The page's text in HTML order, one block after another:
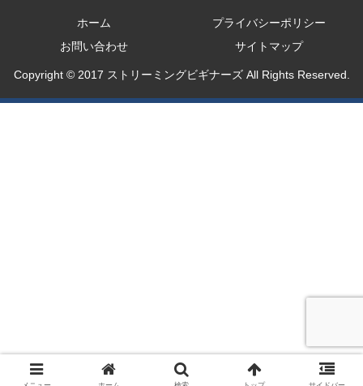
ホーム
プライバシーポリシー
お問い合わせ
サイトマップ
Copyright © 2017 ストリーミングビギナーズ All Rights Reserved.